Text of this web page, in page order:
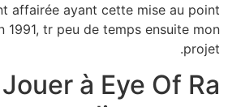
affairée ayant cette mise au point
1991, tr peu de temps ensuite mon
projet.
Jouer à Eye Of Ra